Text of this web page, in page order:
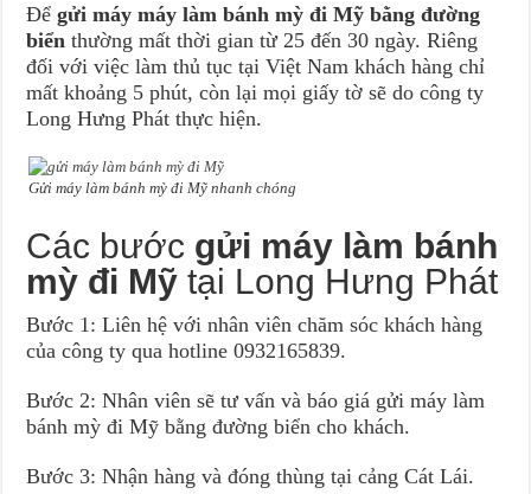
Đểgửi máy máy làm bánh mỳ đi Mỹ bằng đường
biển thường mất thời gian từ 25 đến 30 ngày. Riêng
đối với việc làm thủ tục tại Việt Nam khách hàng chỉ
mất khoảng 5 phút, còn lại mọi giấy tờ sẽ do công ty
Long Hưng Phát thực hiện.
Gửi máy làm bánh mỳ đi Mỹ nhanh chóng
Các bước gửi máy làm bánh
mỳ đi Mỹ tại Long Hưng Phát
Bước 1: Liên hệ với nhân viên chăm sóc khách hàng
của công ty qua hotline 0932165839.
Bước 2: Nhân viên sẽ tư vấn và báo giá gửi máy làm
bánh mỳ đi Mỹ bằng đường biển cho khách.
Bước 3: Nhận hàng và đóng thùng tại cảng Cát Lái.